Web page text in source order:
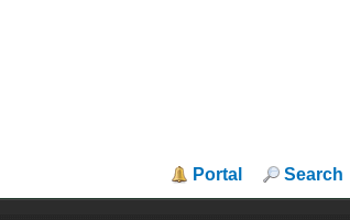
Portal Search